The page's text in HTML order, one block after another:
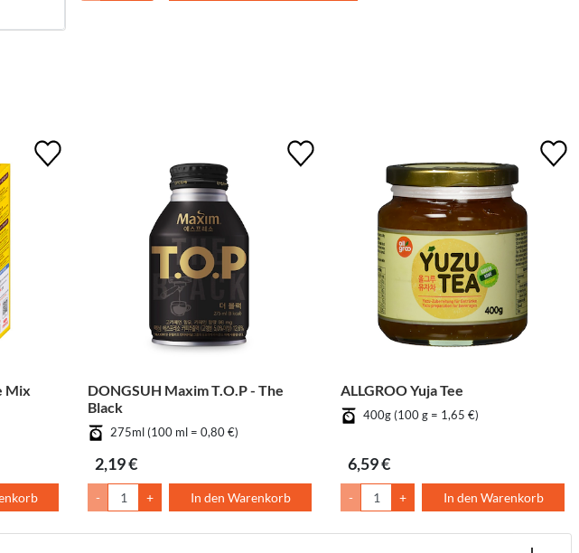
Mix
DONGSUH Maxim T.O.P - The
Black
275ml (100 ml = 0,80 €)
2,19 €
- + In den Warenkorb
ALLGROO Yuja Tee
400g (100 g = 1,65 €)
6,59 €
- + In den Warenkorb